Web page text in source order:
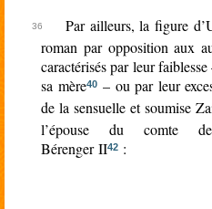
Par ailleurs, la figure
roman par opposition aux
caractérisés par leur
sa mère40– ou par leur
de la sensuelle et soumise
l’épouse du comte
Bérenger II42 :